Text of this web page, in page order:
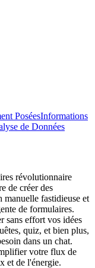
PoséesInformations
de Données
révolutionnaire
de créer des
fastidieuse et
de formulaires.
sans effort vos idées
quiz, et bien plus,
dans un chat.
votre flux de
et de l'énergie.